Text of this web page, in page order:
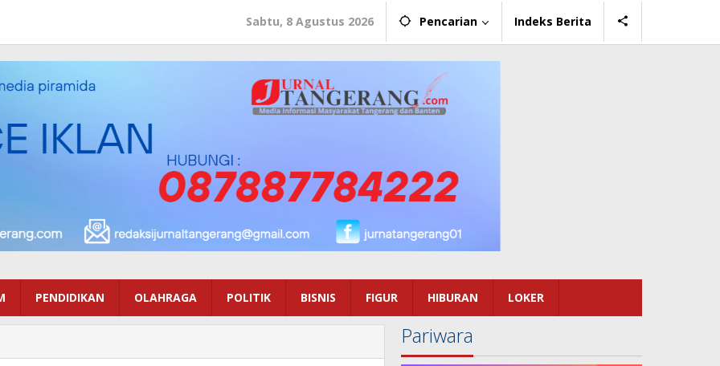
Sabtu, 8 Agustus 2026 Pencarian Indeks Berita
PENDIDIKAN OLAHRAGA POLITIK BISNIS FIGUR HIBURAN LOKER
Pariwara